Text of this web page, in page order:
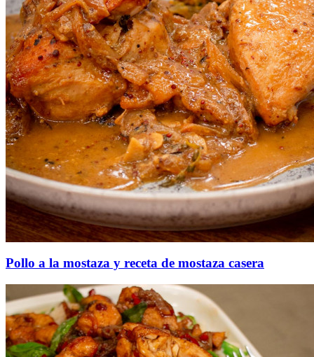
Pollo a la mostaza y receta de mostaza casera